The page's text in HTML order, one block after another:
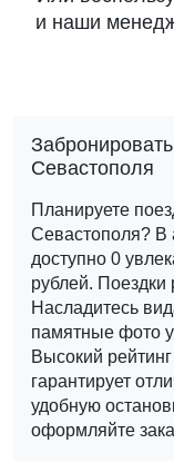
и наши
Севастополя
Планируете
Севастополя? В
доступно 0
рублей. Поездки
Насладитесь
памятные фото
Высокий
гарантирует
удобную
оформляйте